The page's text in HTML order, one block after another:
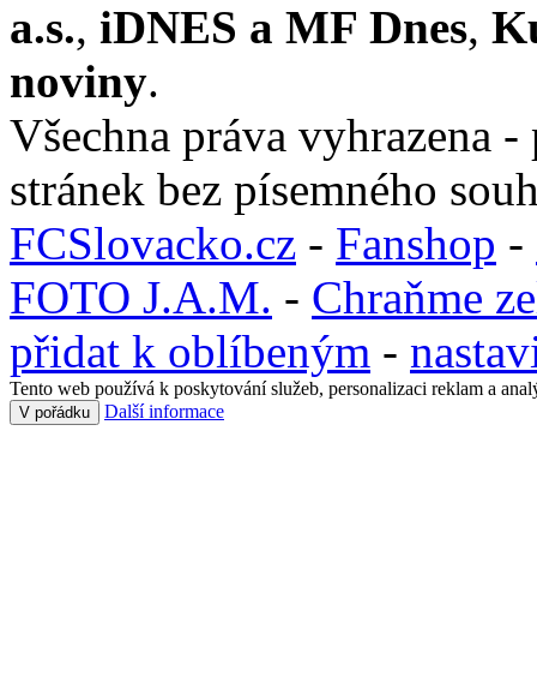
a.s., iDNES a MF Dnes,
noviny.
Všechna práva vyhrazena
stránek bez písemného
FCSlovacko.cz - Fanshop -
FOTO J.A.M. - Chraňme
přidat k oblíbeným -
Tento web používá k poskytování služeb, personalizaci reklam a
V pořádku Další informace